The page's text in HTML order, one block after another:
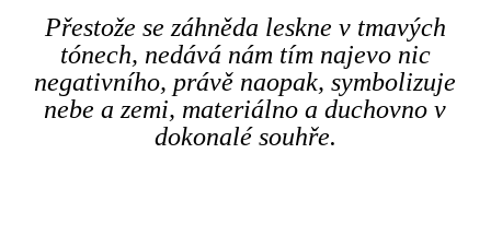
Přestože se záhněda leskne v tmavých
tónech, nedává nám tím najevo nic
negativního, právě naopak, symbolizuje
nebe a zemi, materiálno a duchovno v
dokonalé souhře.